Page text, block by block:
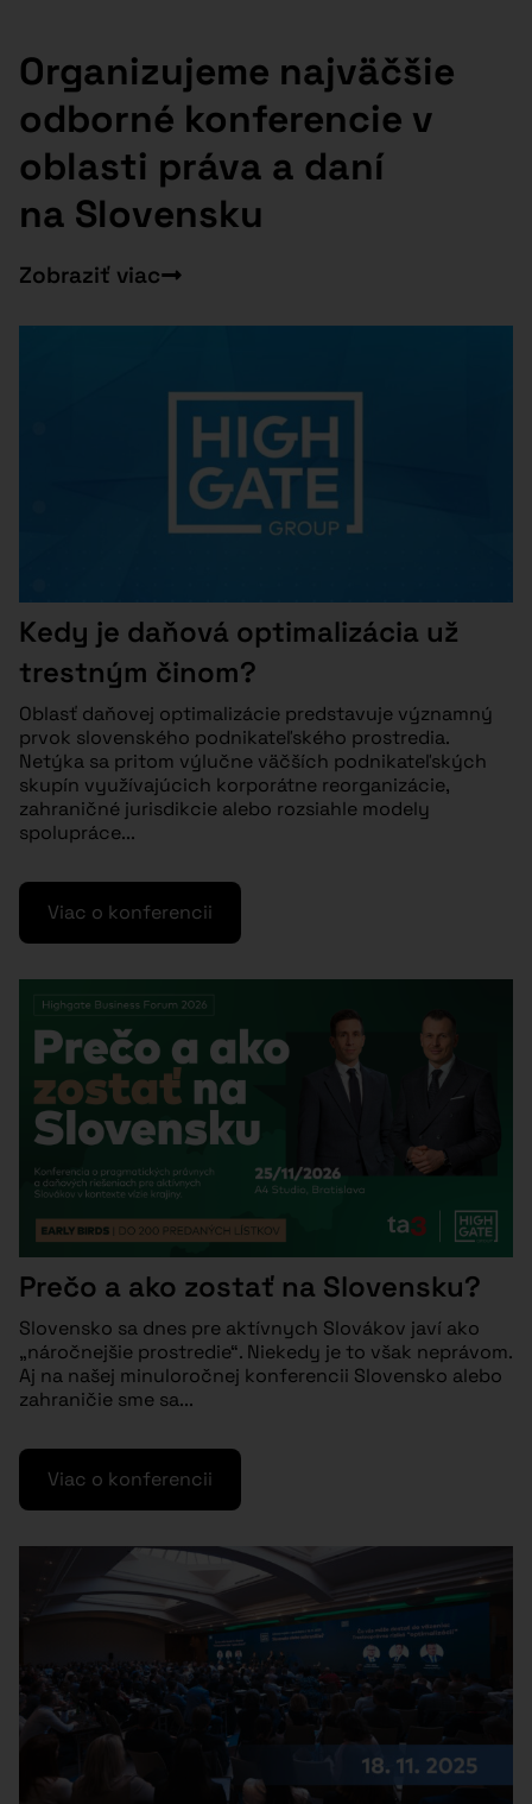
Organizujeme najväčšie
odborné konferencie v
oblasti práva a daní
na Slovensku
Zobraziť viac
Kedy je daňová optimalizácia už
trestným činom?
Oblasť daňovej optimalizácie predstavuje významný
prvok slovenského podnikateľského prostredia.
Netýka sa pritom výlučne väčších podnikateľských
skupín využívajúcich korporátne reorganizácie,
zahraničné jurisdikcie alebo rozsiahle modely
spolupráce...
Viac o konferencii
Prečo a ako zostať na Slovensku?
Slovensko sa dnes pre aktívnych Slovákov javí ako
„náročnejšie prostredie“. Niekedy je to však neprávom.
Aj na našej minuloročnej konferencii Slovensko alebo
zahraničie sme sa...
Viac o konferencii